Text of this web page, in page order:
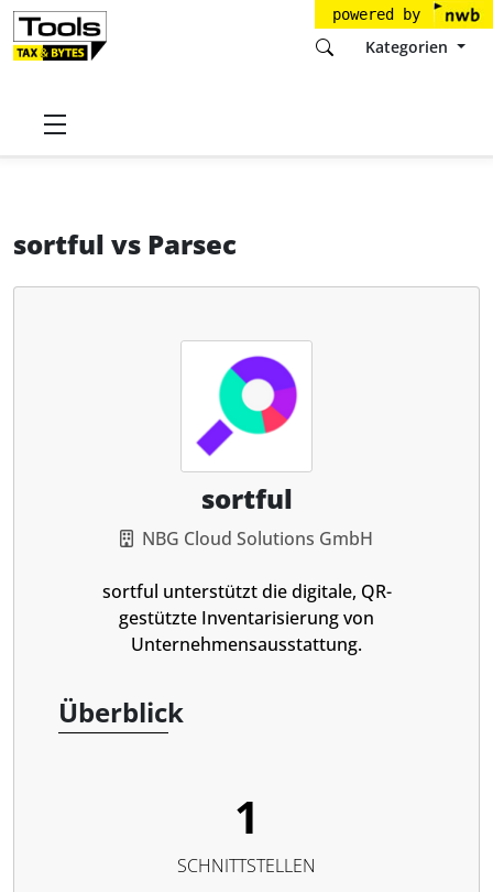
powered by
Kategorien
Startseite
sortful vs Parsec
sortful
NBG Cloud Solutions GmbH
sortful unterstützt die digitale, QR-
gestützte Inventarisierung von
Unternehmensausstattung.
Überblick
1
SCHNITTSTELLEN